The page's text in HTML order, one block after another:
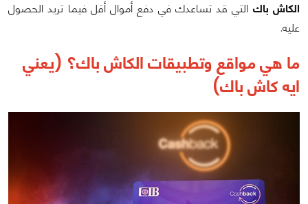
الكاش باك التي قد تساعدك في دفع أموال أقل فيما تريد الحصول
عليه.
ما هي مواقع وتطبيقات الكاش باك؟ (يعني
ايه كاش باك)